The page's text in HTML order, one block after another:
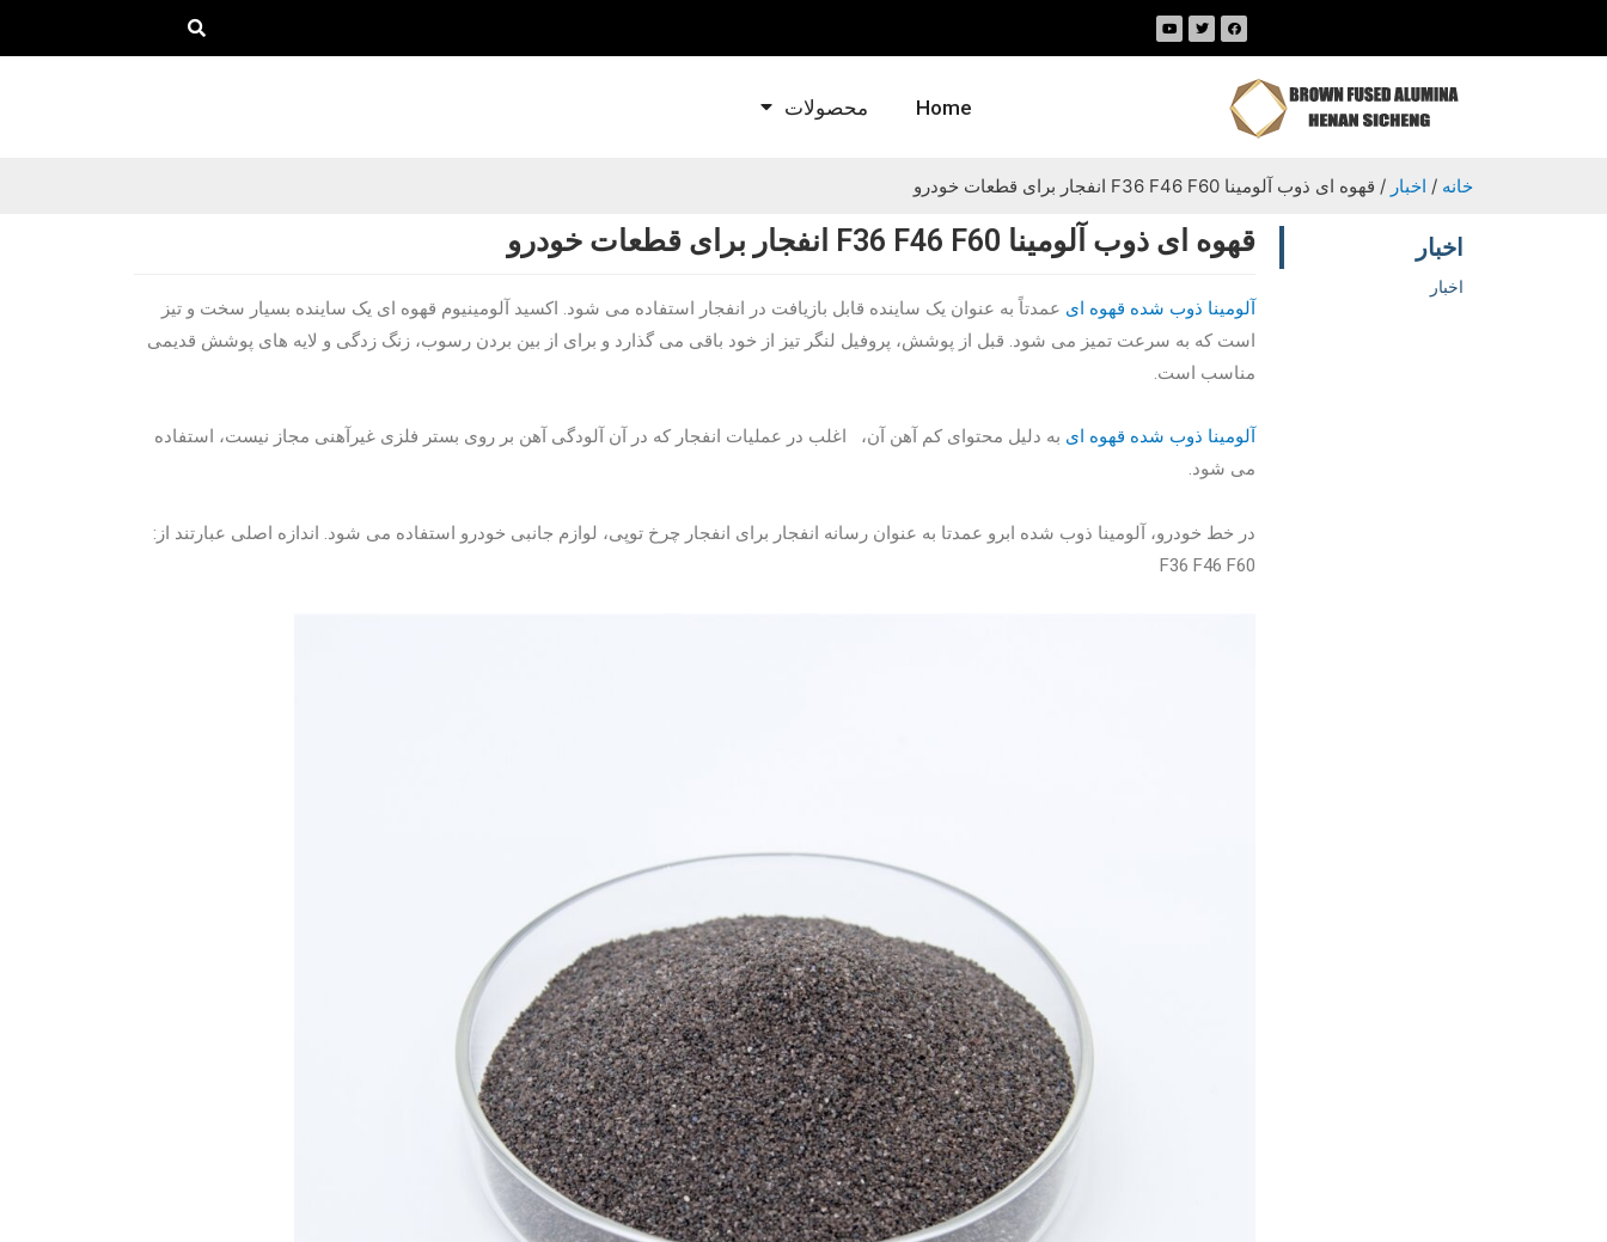
Home محصولات
خانه / اخبار / قهوه ای ذوب آلومینا F36 F46 F60 انفجار برای قطعات خودرو
اخبار
اخبار
قهوه ای ذوب آلومینا F36 F46 F60 انفجار برای قطعات خودرو
آلومینا ذوب شده قهوه ای عمدتاً به عنوان یک ساینده قابل بازیافت در انفجار استفاده می شود. اکسید آلومینیوم قهوه ای یک ساینده بسیار سخت و تیز
است که به سرعت تمیز می شود. قبل از پوشش، پروفیل لنگر تیز از خود باقی می گذارد و برای از بین بردن رسوب، زنگ زدگی و لایه های پوشش قدیمی
مناسب است.
آلومینا ذوب شده قهوه ای به دلیل محتوای کم آهن آن،
اغلب در عملیات انفجار که در آن آلودگی آهن بر روی بستر فلزی غیرآهنی مجاز نیست، استفاده
می شود.
در خط خودرو، آلومینا ذوب شده ابرو عمدتا به عنوان رسانه انفجار برای انفجار چرخ توپی، لوازم جانبی خودرو استفاده می شود. اندازه اصلی عبارتند از:
F36 F46 F60